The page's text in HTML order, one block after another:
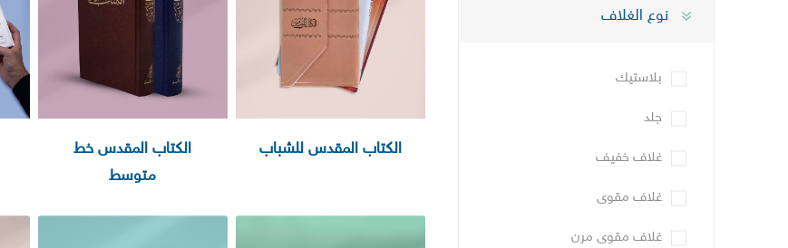
الكتاب المقدس للشباب
الكتاب المقدس خط
متوسط
نوع الغلاف
بلاستيك
جلد
غلاف خفيف
غلاف مقوى
غلاف مقوى مرن